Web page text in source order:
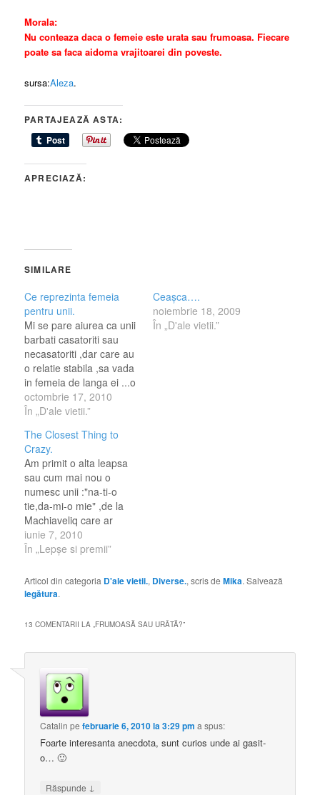
Morala:
Nu conteaza daca o femeie este urata sau frumoasa. Fiecare
poate sa faca aidoma vrajitoarei din poveste.
sursa:Aleza.
PARTAJEAZĂ ASTA:
APRECIAZĂ:
SIMILARE
Ce reprezinta femeia
pentru unii.
Mi se pare aiurea ca unii
barbati casatoriti sau
necasatoriti ,dar care au
o relatie stabila ,sa vada
in femeia de langa ei ...o
simpla gaura ,o sluga,o
femeie la dispozitia
copiilor lui . Saptamana
trecuta am fost la niste
cunostinte (la ea mai
degraba ca pe…
octombrie 17, 2010
În „D'ale vietii.”
Ceaşca….
noiembrie 18, 2009
În „D'ale vietii.”
The Closest Thing to
Crazy.
Am primit o alta leapsa
sau cum mai nou o
numesc unii :"na-ti-o
tie,da-mi-o mie" ,de la
Machiaveliq care ar
consta in urmatoarele
intrebari: 1. Cât de des
cand ma enervez ,pot
iesii si scantei.Sunt
cand vad o persoana
iunie 7, 2010
În „Lepşe si premii”
Articol din categoria D'ale vietii., Diverse., scris deMika. Salvează
legătura.
13 COMENTARII LA „FRUMOASĂ SAU URÂTĂ?”
Catalin pefebruarie 6, 2010 la 3:29 pm a spus:
Foarte interesanta anecdota, sunt curios unde ai gasit-
o… 🙂
Răspunde ↓